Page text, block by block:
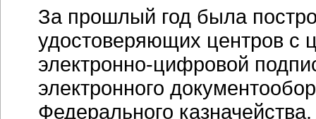
За прошлый год была
удостоверяющих центров с
электронно-цифровой
электронного
Федерального